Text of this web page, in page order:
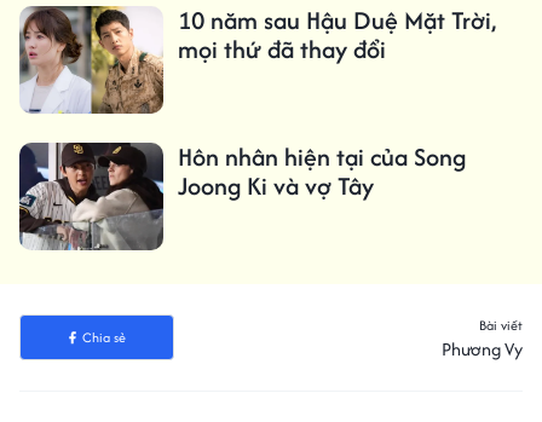
10 năm sau Hậu Duệ Mặt Trời,
mọi thứ đã thay đổi
Hôn nhân hiện tại của Song
Joong Ki và vợ Tây
Chia sẻ
Bài viết
Phương Vy